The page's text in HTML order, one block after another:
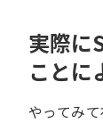
実際
ことに
やってみ